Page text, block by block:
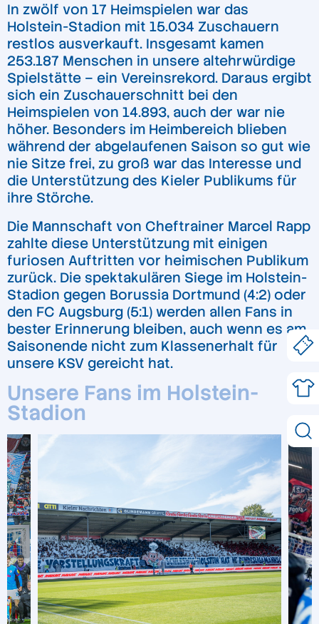
In zwölf von 17 Heimspielen war das
Holstein-Stadion mit 15.034 Zuschauern
restlos ausverkauft. Insgesamt kamen
253.187 Menschen in unsere altehrwürdige
Spielstätte – ein Vereinsrekord. Daraus ergibt
sich ein Zuschauerschnitt bei den
Heimspielen von 14.893, auch der war nie
höher. Besonders im Heimbereich blieben
während der abgelaufenen Saison so gut wie
nie Sitze frei, zu groß war das Interesse und
die Unterstützung des Kieler Publikums für
ihre Störche.
Die Mannschaft von Cheftrainer Marcel Rapp
zahlte diese Unterstützung mit einigen
furiosen Auftritten vor heimischen Publikum
zurück. Die spektakulären Siege im Holstein-
Stadion gegen Borussia Dortmund (4:2) oder
den FC Augsburg (5:1) werden allen Fans in
bester Erinnerung bleiben, auch wenn es am
Saisonende nicht zum Klassenerhalt für
unsere KSV gereicht hat.
Unsere Fans im Holstein-
Stadion